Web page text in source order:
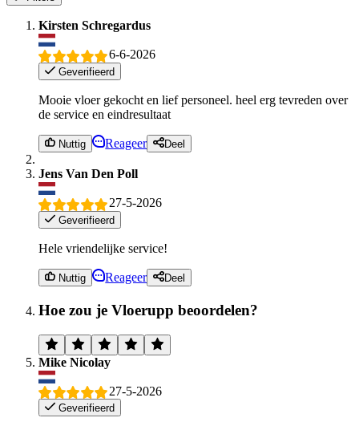
Kirsten Schregardus
6-6-2026
Geverifieerd
Mooie vloer gekocht en lief personeel. heel erg tevreden over
de service en eindresultaat
Nuttig Reageer Deel
Jens Van Den Poll
27-5-2026
Geverifieerd
Hele vriendelijke service!
Nuttig Reageer Deel
Hoe zou je Vloerupp beoordelen?
Mike Nicolay
27-5-2026
Geverifieerd